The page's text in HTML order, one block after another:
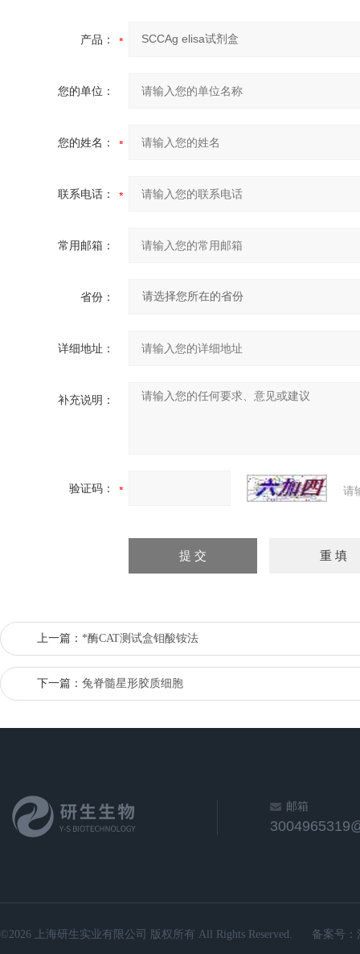
产品：
您的单位：
您的姓名：
联系电话：
常用邮箱：
省份：
详细地址：
补充说明：
验证码： 请
上一篇： *酶CAT测试盒钼酸铵法
下一篇： 兔脊髓星形胶质细胞
邮箱
©2026 上海研生实业有限公司 版权所有 All Rights Reserved. 备案号：